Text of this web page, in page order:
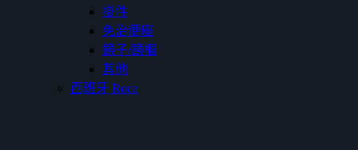
掛件
免治便座
鏡子/鏡櫃
其他
西班牙 Roca